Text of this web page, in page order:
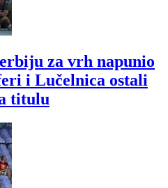
za vrh napunio
i Lučelnica ostali
titulu